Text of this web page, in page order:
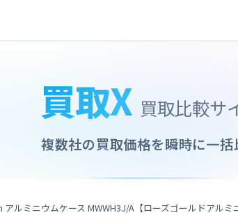
買取X 買取比較サ
複数社の買取価格を瞬時に一括
ルミニウムケース MWWH3J/A【ローズゴールドアル